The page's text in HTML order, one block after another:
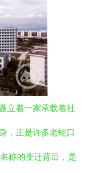
立着一家承载着社
，正是许多老蛇口
称的变迁背后，是